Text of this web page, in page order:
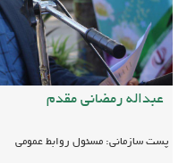
عبداله رمضانی مقدم
پست سازمانی: مسئول روابط عمومی